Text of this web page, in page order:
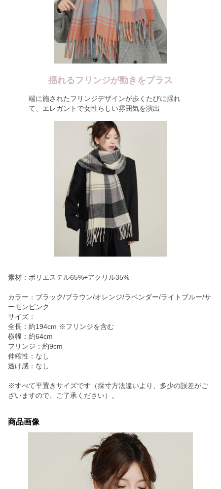
揺れるフリンジが動きをプラス
端に施されたフリンジデザインが歩くたびに揺れ
て、エレガントで女性らしい雰囲気を演出
素材：ポリエステル65%+アクリル35%
カラー：ブラック/ブラウン/オレンジ/ラベンダー/ライトブルー/サ
ーモンピンク
サイズ：
全長：約194cm ※フリンジを含む
横幅：約64cm
フリンジ：約9cm
伸縮性：なし
透け感：なし
※すべて平置きサイズです（採寸方法違いより、多少の誤差がご
ざいますので、ご了承ください）。
商品画像